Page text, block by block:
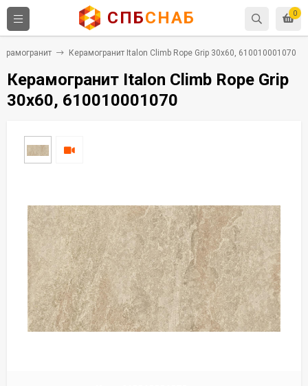
0
СПБСНАБ
Керамогранит Italon Climb Rope Grip 30x60, 610010001070
Керамогранит Italon Climb Rope Grip
30x60, 610010001070